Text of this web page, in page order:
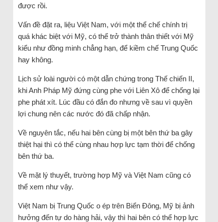
được rồi.
Vấn đề đặt ra, liệu Việt Nam, với một thể chế chính trị
quá khác biệt với Mỹ, có thể trở thành thân thiết với Mỹ
kiểu như đồng minh chẳng hạn, để kiềm chế Trung Quốc
hay không.
Lịch sử loài người có một dẫn chứng trong Thế chiến II,
khi Anh Pháp Mỹ đứng cùng phe với Liên Xô để chống lại
phe phát xít. Lúc đầu có đắn đo nhưng về sau vì quyền
lợi chung nên các nước đó đã chấp nhận.
Về nguyên tắc, nếu hai bên cùng bị một bên thứ ba gây
thiệt hại thì có thể cùng nhau hợp lực tạm thời để chống
bên thứ ba.
Về mặt lý thuyết, trường hợp Mỹ và Việt Nam cũng có
thể xem như vậy.
Việt Nam bị Trung Quốc o ép trên Biển Đông, Mỹ bị ảnh
hưởng đến tự do hàng hải, vậy thì hai bên có thể hợp lực